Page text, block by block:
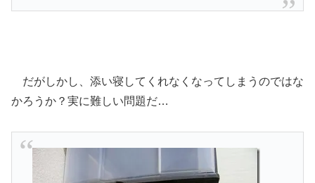
だがしかし、添い寝してくれなくなってしまうのではな
かろうか？実に難しい問題だ…